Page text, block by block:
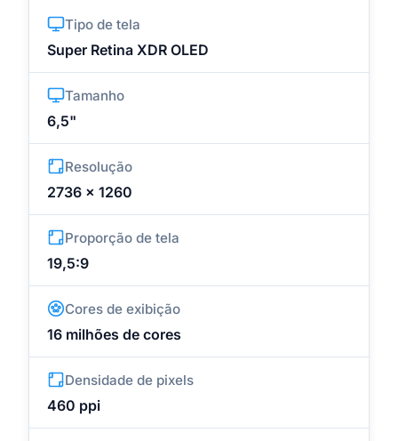
Tipo de tela
Super Retina XDR OLED
Tamanho
6,5"
Resolução
2736 x 1260
Proporção de tela
19,5:9
Cores de exibição
16 milhões de cores
Densidade de pixels
460 ppi